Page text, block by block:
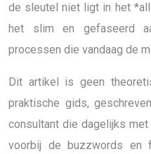
de sleutel niet ligt in het
het slim en gefaseerd
processen die vandaag de
Dit artikel is geen
praktische gids,
consultant die dagelijks met
voorbij de buzzwords en